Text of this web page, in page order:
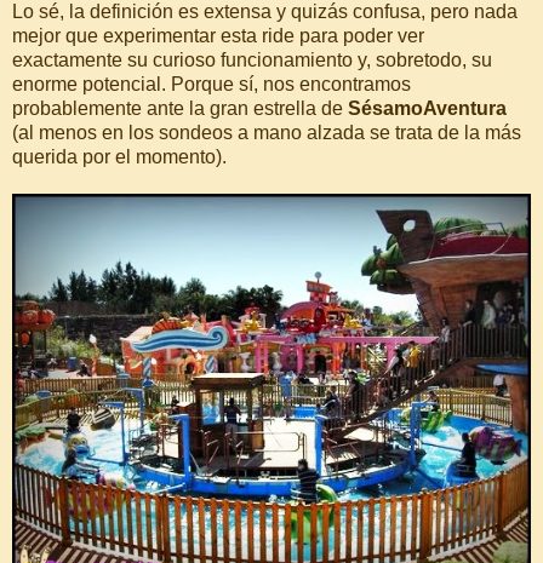
Lo sé, la definición es extensa y quizás confusa, pero nada
mejor que experimentar esta ride para poder ver
exactamente su curioso funcionamiento y, sobretodo, su
enorme potencial. Porque sí, nos encontramos
probablemente ante la gran estrella de SésamoAventura
(al menos en los sondeos a mano alzada se trata de la más
querida por el momento).